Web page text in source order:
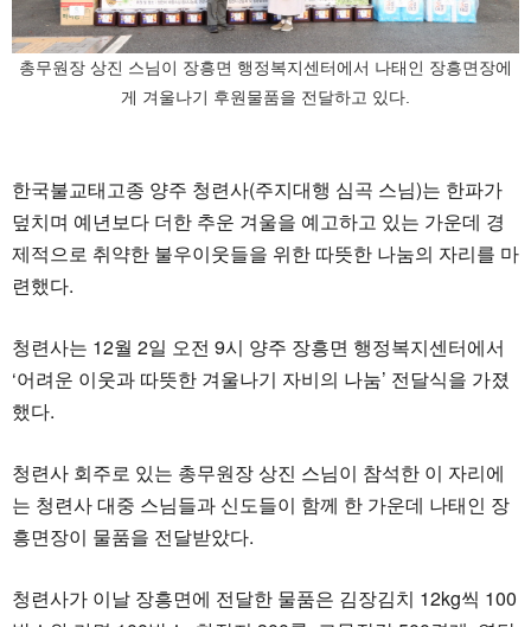
총무원장 상진 스님이 장흥면 행정복지센터에서 나태인 장흥면장에
게 겨울나기 후원물품을 전달하고 있다.
한국불교태고종 양주 청련사(주지대행 심곡 스님)는 한파가
덮치며 예년보다 더한 추운 겨울을 예고하고 있는 가운데 경
제적으로 취약한 불우이웃들을 위한 따뜻한 나눔의 자리를 마
련했다.
청련사는 12월 2일 오전 9시 양주 장흥면 행정복지센터에서
‘어려운 이웃과 따뜻한 겨울나기 자비의 나눔’ 전달식을 가졌
했다.
청련사 회주로 있는 총무원장 상진 스님이 참석한 이 자리에
는 청련사 대중 스님들과 신도들이 함께 한 가운데 나태인 장
흥면장이 물품을 전달받았다.
청련사가 이날 장흥면에 전달한 물품은 김장김치 12kg씩 100